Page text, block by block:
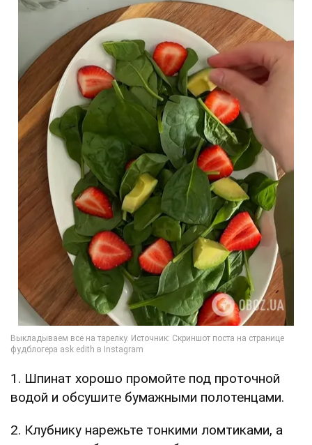
1. Шпинат хорошо промойте под проточной
водой и обсушите бумажными полотенцами.
2. Клубнику нарежьте тонкими ломтиками, а